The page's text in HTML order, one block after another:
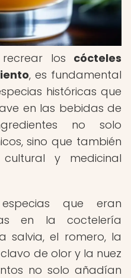
los cócteles
, es fundamental
históricas que
en las bebidas de
no solo
sino que también
y medicinal
que eran
en la coctelería
salvia, el romero, la
de olor y la nuez
no solo añadían